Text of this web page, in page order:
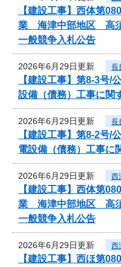
【建設工事】西体第
業 海津中部地区 高須
一般競争入札公告
2026年6月29日更新 長
【建設工事】第8-3号
設備（債務）工事に関
2026年6月29日更新 長
【建設工事】第8-2号
電設備（債務）工事に
2026年6月29日更新 西
【建設工事】西体第
業 海津中部地区 高須
一般競争入札公告
2026年6月29日更新 西
【建設工事】西ほ第